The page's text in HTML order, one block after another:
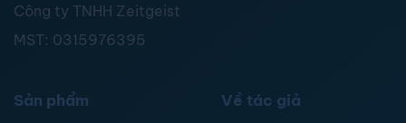
Công ty TNHH Zeitgeist
MST: 0315976395
Sản phẩm Về tác giả